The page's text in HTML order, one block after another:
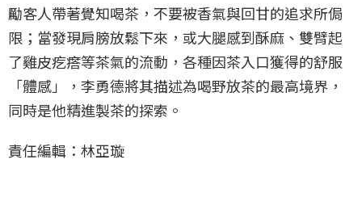
勵客人帶著覺知喝茶，不要被香氣與回甘的追求所侷
限；當發現肩膀放鬆下來，或大腿感到酥麻、雙臂起
了雞皮疙瘩等茶氣的流動，各種因茶入口獲得的舒服
「體感」，李勇德將其描述為喝野放茶的最高境界，
同時是他精進製茶的探索。
責任編輯：林亞璇